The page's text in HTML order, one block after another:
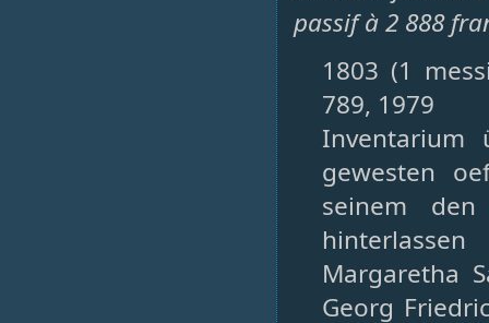
passif à 2 888
1803 (1
789, 1979
Inventarium
gewesten
seinem
Margaretha
Georg